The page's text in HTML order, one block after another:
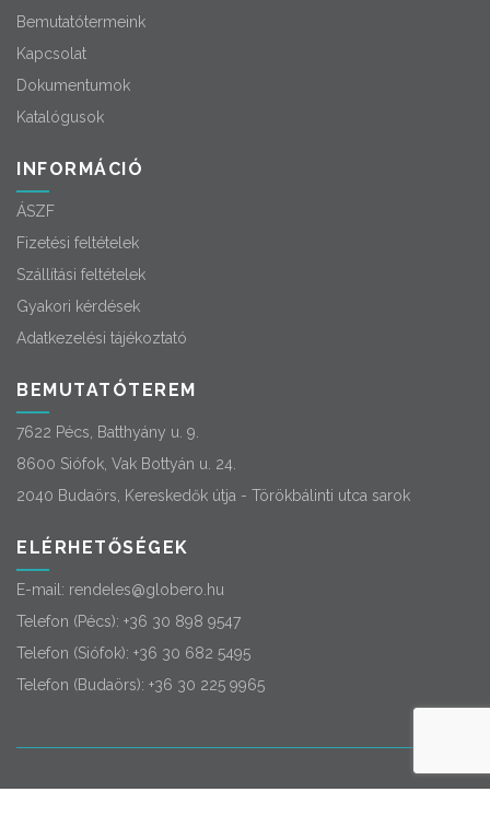
Bemutatótermeink
Kapcsolat
Dokumentumok
Katalógusok
INFORMÁCIÓ
ÁSZF
Fizetési feltételek
Szállítási feltételek
Gyakori kérdések
Adatkezelési tájékoztató
BEMUTATÓTEREM
7622 Pécs, Batthyány u. 9.
8600 Siófok, Vak Bottyán u. 24.
2040 Budaörs, Kereskedők útja - Törökbálinti utca sarok
ELÉRHETŐSÉGEK
E-mail: rendeles@globero.hu
Telefon (Pécs): +36 30 898 9547
Telefon (Siófok): +36 30 682 5495
Telefon (Budaörs): +36 30 225 9965